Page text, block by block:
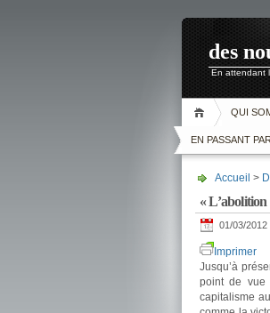
des
En attendant
QUI
EN PASSANT
Accueil >
«
01/03/2012
Imprimer
Jusqu’à
point de vue
capitalisme